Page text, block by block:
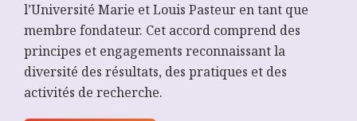
l’Université Marie et Louis Pasteur en tant que
membre fondateur. Cet accord comprend des
principes et engagements reconnaissant la
diversité des résultats, des pratiques et des
activités de recherche.